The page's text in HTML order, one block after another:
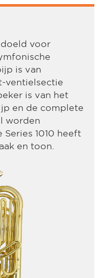
voor
is van
ventielsectie
is van het
en de complete
worden
1010 heeft
en toon.